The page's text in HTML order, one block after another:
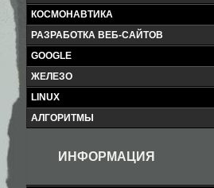
КОСМОНАВТИКА
РАЗРАБОТКА ВЕБ-САЙТОВ
GOOGLE
ЖЕЛЕЗО
LINUX
АЛГОРИТМЫ
ИНФОРМАЦИЯ